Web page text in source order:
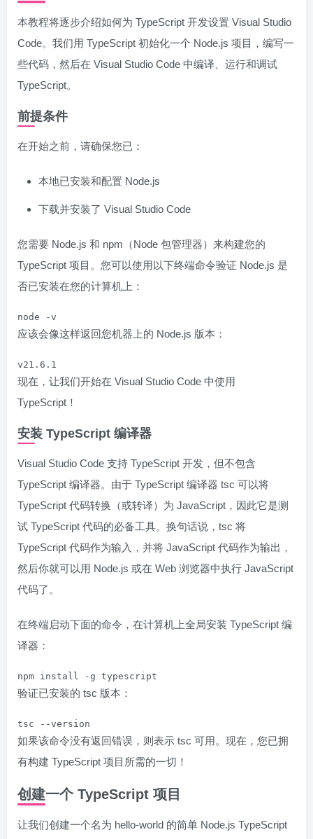
本教程将逐步介绍如何为 TypeScript 开发设置 Visual Studio
Code。我们用 TypeScript 初始化一个 Node.js 项目，编写一
些代码，然后在 Visual Studio Code 中编译、运行和调试
TypeScript。
前提条件
在开始之前，请确保您已：
本地已安装和配置 Node.js
下载并安装了 Visual Studio Code
您需要 Node.js 和 npm（Node 包管理器）来构建您的
TypeScript 项目。您可以使用以下终端命令验证 Node.js 是
否已安装在您的计算机上：
node -v
应该会像这样返回您机器上的 Node.js 版本：
v21.6.1
现在，让我们开始在 Visual Studio Code 中使用
TypeScript！
安装 TypeScript 编译器
Visual Studio Code 支持 TypeScript 开发，但不包含
TypeScript 编译器。由于 TypeScript 编译器 tsc 可以将
TypeScript 代码转换（或转译）为 JavaScript，因此它是测
试 TypeScript 代码的必备工具。换句话说，tsc 将
TypeScript 代码作为输入，并将 JavaScript 代码作为输出，
然后你就可以用 Node.js 或在 Web 浏览器中执行 JavaScript
代码了。
在终端启动下面的命令，在计算机上全局安装 TypeScript 编
译器：
npm install -g typescript
验证已安装的 tsc 版本：
tsc --version
如果该命令没有返回错误，则表示 tsc 可用。现在，您已拥
有构建 TypeScript 项目所需的一切！
创建一个 TypeScript 项目
让我们创建一个名为 hello-world 的简单 Node.js TypeScript